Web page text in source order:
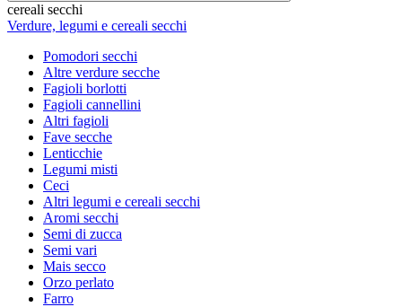
cereali secchi
Verdure, legumi e cereali secchi
Pomodori secchi
Altre verdure secche
Fagioli borlotti
Fagioli cannellini
Altri fagioli
Fave secche
Lenticchie
Legumi misti
Ceci
Altri legumi e cereali secchi
Aromi secchi
Semi di zucca
Semi vari
Mais secco
Orzo perlato
Farro